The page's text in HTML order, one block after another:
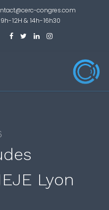
congres.com
12H & 14h-16h30
Lyon